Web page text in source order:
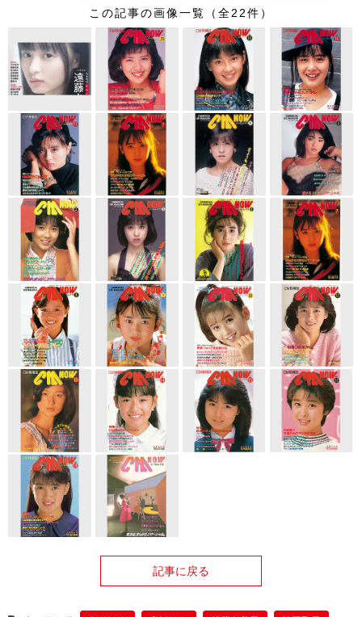
この記事の画像一覧（全22件）
記事に戻る